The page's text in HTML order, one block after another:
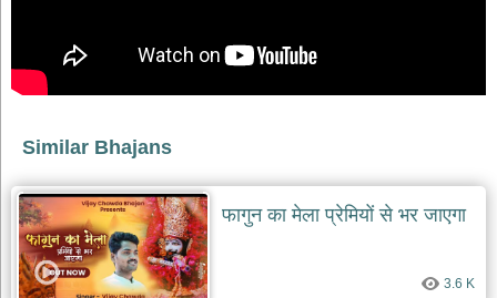
lal
dayal
bhajans
शनि
देव
भजन
shani
dev
bhajans
आज
का
Similar Bhajans
फागुन का मेला प्रेमियों से भर जाएगा
3.6 K